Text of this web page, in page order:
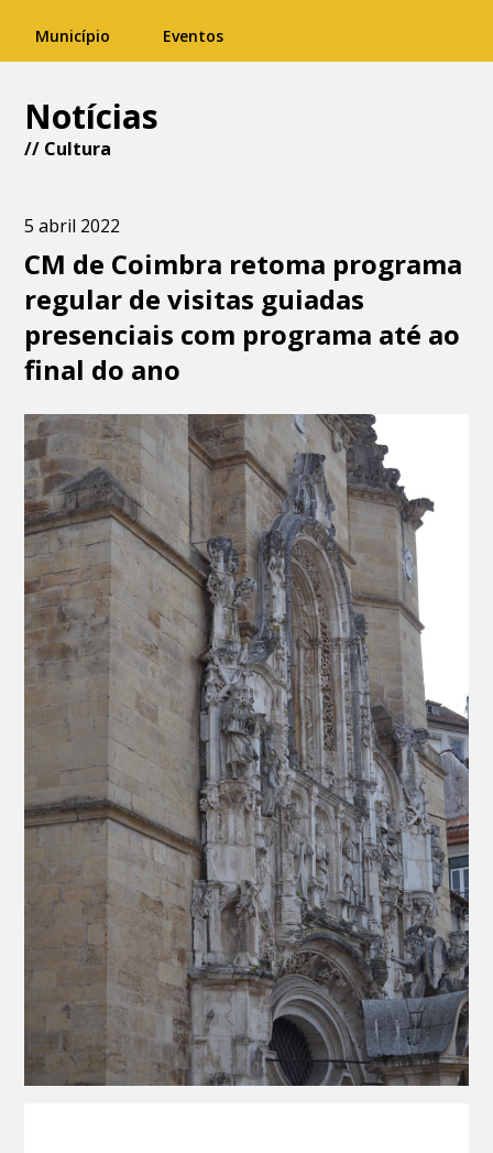
Município Eventos
Notícias
// Cultura
5 abril 2022
CM de Coimbra retoma programa
regular de visitas guiadas
presenciais com programa até ao
final do ano